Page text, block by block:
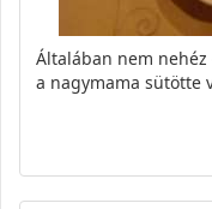
Általában nem
a nagymama sütötte